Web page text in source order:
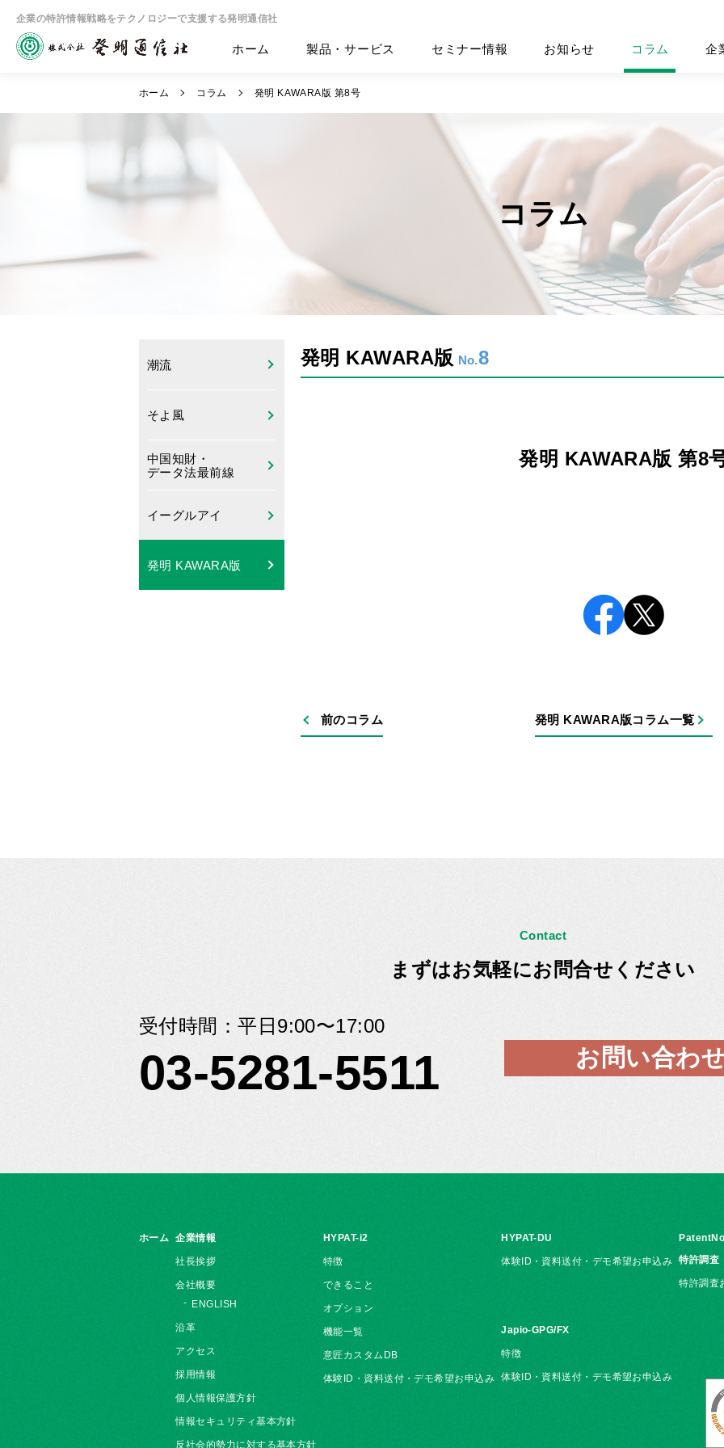
企業の特許情報戦略をテクノロジーで支援する発明通信社
ホーム 製品・サービス セミナー情報 お知らせ コラム 企
ホーム コラム 発明 KAWARA版 第8号
コラム
潮流
そよ風
中国知財・
データ法最前線
イーグルアイ
発明 KAWARA版
発明 KAWARA版 8
発明 KAWARA版 第8
前のコラム 発明 KAWARA版コラム一覧
Contact
まずはお気軽にお問合せください
受付時間：平日9:00〜17:00
03-5281-5511 お問い合わ
ホーム 企業情報
社長挨拶
会社概要
ENGLISH
沿革
アクセス
採用情報
個人情報保護方針
情報セキュリティ基本方針
反社会的勢力に対する基本方針
HYPAT-i2
特徴
できること
オプション
機能一覧
意匠カスタムDB
体験ID・資料送付・デモ希望お申込み
HYPAT-DU
体験ID・資料送付・デモ希望お申込み
Japio-GPG/FX
特徴
体験ID・資料送付・デモ希望お申込み
特許調査
特許調査